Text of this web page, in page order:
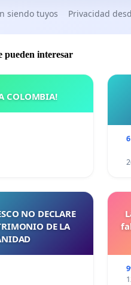
siendo tuyos Privacidad
pueden interesar
COLOMBIA!
NO DECLARE
DE LA